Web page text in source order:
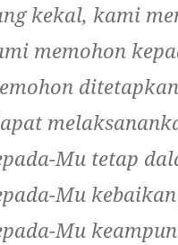
kekal, kami
memohon
Mu tetap
Mu
Mu